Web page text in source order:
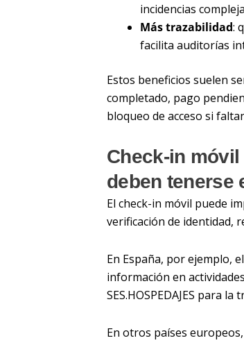
incidencias
Más trazabilidad:
facilita auditorías
Estos beneficios suelen
completado, pago
bloqueo de acceso si
Check-in
deben tenerse
El check-in móvil puede
verificación de identidad,
En España, por ejemplo,
información en
SES.HOSPEDAJES para
En otros países